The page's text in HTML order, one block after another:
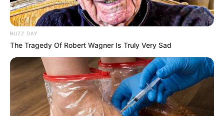
BUZZ DAY
The Tragedy Of Robert Wagner Is Truly Very Sad